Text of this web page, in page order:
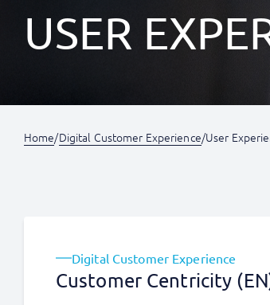
USER
Home/Digital Customer Experience/User
Digital Customer Experience
Customer Centricity